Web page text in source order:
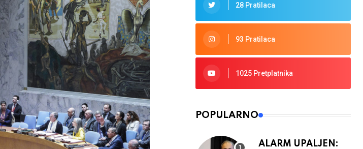
28 Pratilaca
93 Pratilaca
1025 Pretplatnika
POPULARNO
ALARM UPALJEN: